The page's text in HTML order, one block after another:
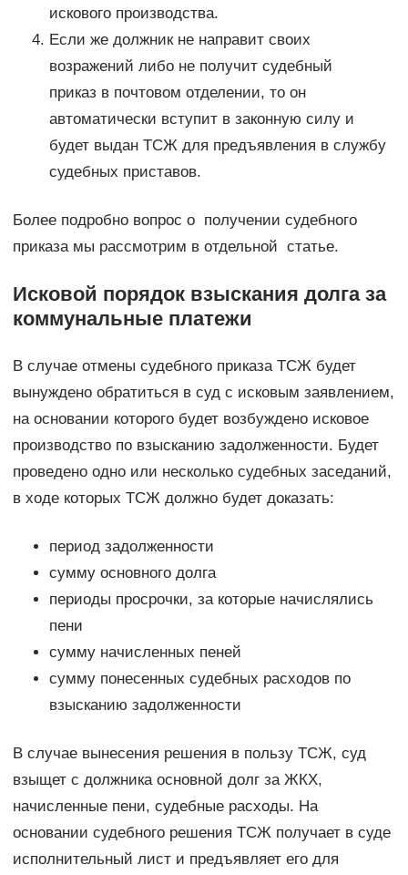
искового производства.
Если же должник не направит своих
возражений либо не получит судебный
приказ в почтовом отделении, то он
автоматически вступит в законную силу и
будет выдан ТСЖ для предъявления в службу
судебных приставов.
Более подробно вопрос о получении судебного
приказа мы рассмотрим в отдельной статье.
Исковой порядок взыскания долга за
коммунальные платежи
В случае отмены судебного приказа ТСЖ будет
вынуждено обратиться в суд с исковым заявлением,
на основании которого будет возбуждено исковое
производство по взысканию задолженности. Будет
проведено одно или несколько судебных заседаний,
в ходе которых ТСЖ должно будет доказать:
период задолженности
сумму основного долга
периоды просрочки, за которые начислялись
пени
сумму начисленных пеней
сумму понесенных судебных расходов по
взысканию задолженности
В случае вынесения решения в пользу ТСЖ, суд
взыщет с должника основной долг за ЖКХ,
начисленные пени, судебные расходы. На
основании судебного решения ТСЖ получает в суде
исполнительный лист и предъявляет его для